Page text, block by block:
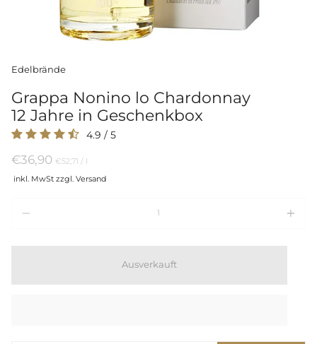
Edelbrände
Grappa Nonino lo Chardonnay
12 Jahre in Geschenkbox
4.9 / 5
€36,90 Preis
Einheit
€52,71 /per
l
inkl. MwSt zzgl. Versand
Ausverkauft